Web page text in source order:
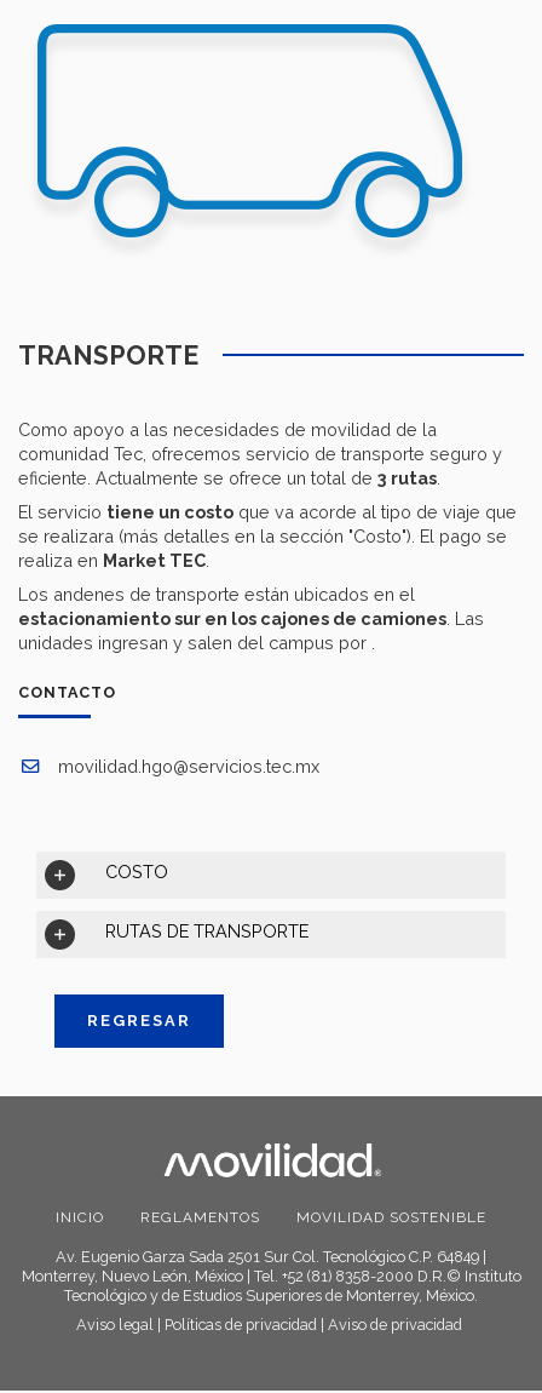
TRANSPORTE
Como apoyo a las necesidades de movilidad de la
comunidad Tec, ofrecemos servicio de transporte seguro y
eficiente. Actualmente se ofrece un total de 3 rutas
El servicio tiene un costo que va acorde al tipo de viaje que
se realizara (más detalles en la sección "Costo"). El pago se
realiza en Market TEC
Los andenes de transporte están ubicados en el
estacionamiento sur en los cajones de camiones . Las
unidades ingresan y salen del campus por .
CONTACTO
movilidad.hgo@servicios.tec.mx
COSTO
RUTAS DE TRANSPORTE
REGRESAR
INICIO REGLAMENTOS MOVILIDAD SOSTENIBLE
Av. Eugenio Garza Sada 2501 Sur Col. Tecnológico C.P. 64849 |
Monterrey, Nuevo León, México | Tel. +52 (81) 8358-2000 D.R.© Instituto
Tecnológico y de Estudios Superiores de Monterrey, México.
Aviso legal | Políticas de privacidad | Aviso de privacidad